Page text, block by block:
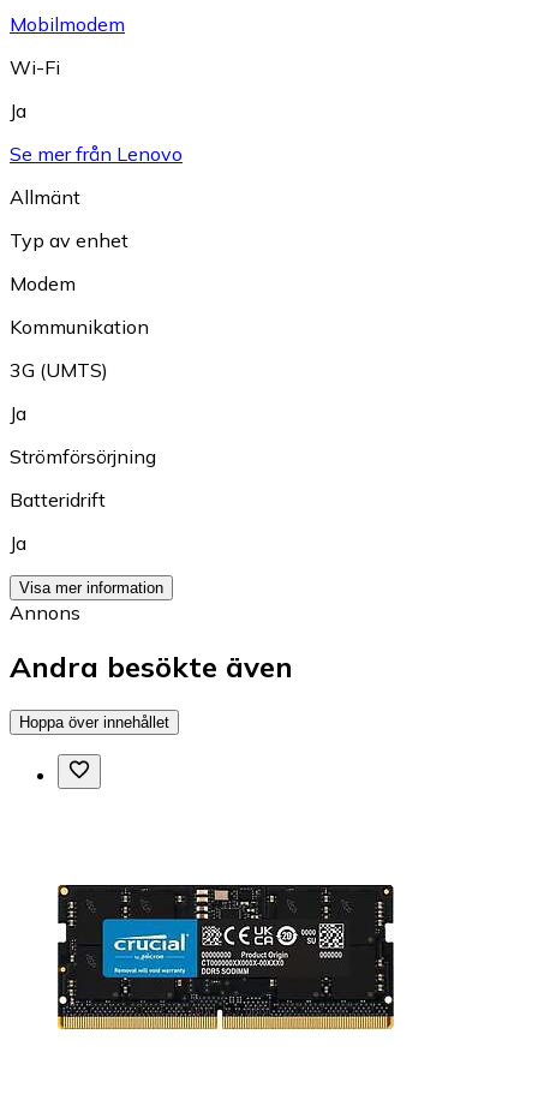
Mobilmodem
Wi-Fi
Ja
Se mer från Lenovo
Allmänt
Typ av enhet
Modem
Kommunikation
3G (UMTS)
Ja
Strömförsörjning
Batteridrift
Ja
Visa mer information
Annons
Andra besökte även
Hoppa över innehållet